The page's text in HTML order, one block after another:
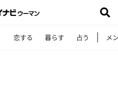
恋する 暮らす 占う メ